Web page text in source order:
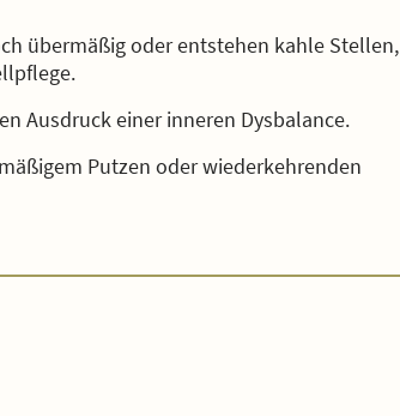
übermäßig oder entstehen kahle Stellen,
Ausdruck einer inneren Dysbalance.
Putzen oder wiederkehrenden